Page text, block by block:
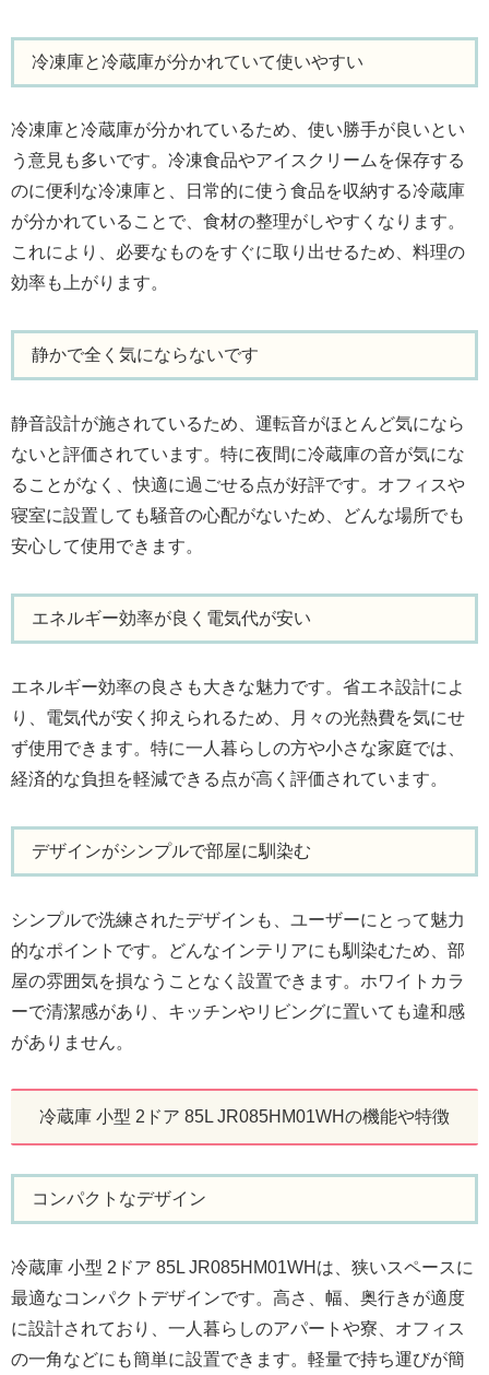
冷凍庫と冷蔵庫が分かれていて使いやすい
冷凍庫と冷蔵庫が分かれているため、使い勝手が良いとい
う意見も多いです。冷凍食品やアイスクリームを保存する
のに便利な冷凍庫と、日常的に使う食品を収納する冷蔵庫
が分かれていることで、食材の整理がしやすくなります。
これにより、必要なものをすぐに取り出せるため、料理の
効率も上がります。
静かで全く気にならないです
静音設計が施されているため、運転音がほとんど気になら
ないと評価されています。特に夜間に冷蔵庫の音が気にな
ることがなく、快適に過ごせる点が好評です。オフィスや
寝室に設置しても騒音の心配がないため、どんな場所でも
安心して使用できます。
エネルギー効率が良く電気代が安い
エネルギー効率の良さも大きな魅力です。省エネ設計によ
り、電気代が安く抑えられるため、月々の光熱費を気にせ
ず使用できます。特に一人暮らしの方や小さな家庭では、
経済的な負担を軽減できる点が高く評価されています。
デザインがシンプルで部屋に馴染む
シンプルで洗練されたデザインも、ユーザーにとって魅力
的なポイントです。どんなインテリアにも馴染むため、部
屋の雰囲気を損なうことなく設置できます。ホワイトカラ
ーで清潔感があり、キッチンやリビングに置いても違和感
がありません。
冷蔵庫 小型 2ドア 85L JR085HM01WHの機能や特徴
コンパクトなデザイン
冷蔵庫 小型 2ドア 85L JR085HM01WHは、狭いスペースに
最適なコンパクトデザインです。高さ、幅、奥行きが適度
に設計されており、一人暮らしのアパートや寮、オフィス
の一角などにも簡単に設置できます。軽量で持ち運びが簡